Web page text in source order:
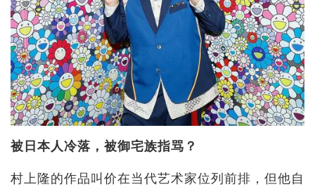
被日本人冷落，被御宅族指骂？
村上隆的作品叫价在当代艺术家位列前排，但他自